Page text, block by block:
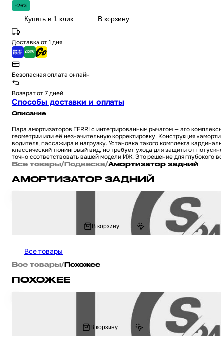
-26%
Купить в 1 клик В корзину
Доставка от 1 дня
Безопасная оплата онлайн
Возврат от 7 дней
Способы доставки и оплаты
Описание
Пара амортизаторов TERRI с интегрированным рычагом — это
геометрии или её незначительную корректировку. Конструкция
водителя, пассажира и нагрузку. Установка такого комплекта
классический тюнинговый вид, но требует ухода для защиты от
точно соответствовать вашей модели ИЖ. Это решение для глубокого
Все товары/Подвеска/Амортизатор задний
АМОРТИЗАТОР ЗАДНИЙ
Амортизатор на китайский 4Т мотоцикл / скутер GY6, HONDA DIO /
В корзину
Все товары
Все товары/Похожее
ПОХОЖЕЕ
Амортизаторы (пара) на мотоцикл ИЖ 320 мм, регулируемые, без
В корзину